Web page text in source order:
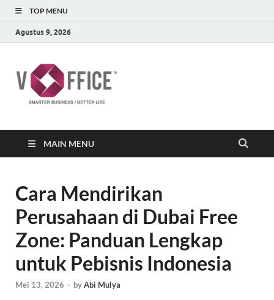
TOP MENU
Agustus 9, 2026
MAIN MENU
Cara Mendirikan
Perusahaan di Dubai Free
Zone: Panduan Lengkap
untuk Pebisnis Indonesia
Mei 13, 2026 - byAbi Mulya